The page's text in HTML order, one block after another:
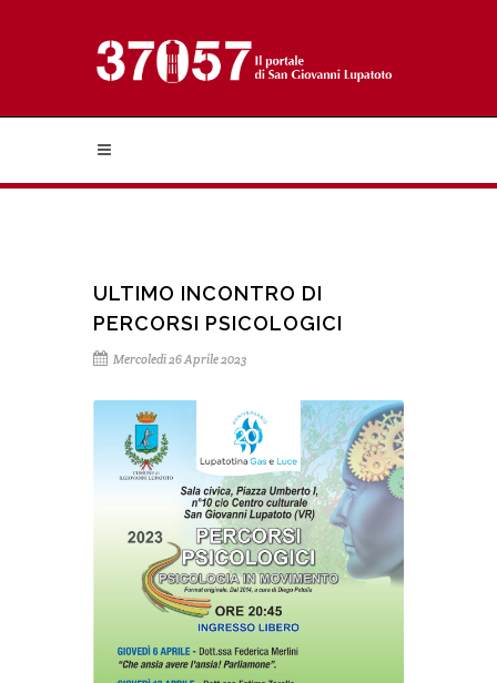
ULTIMO INCONTRO DI
PERCORSI PSICOLOGICI
Mercoledì 26 Aprile 2023